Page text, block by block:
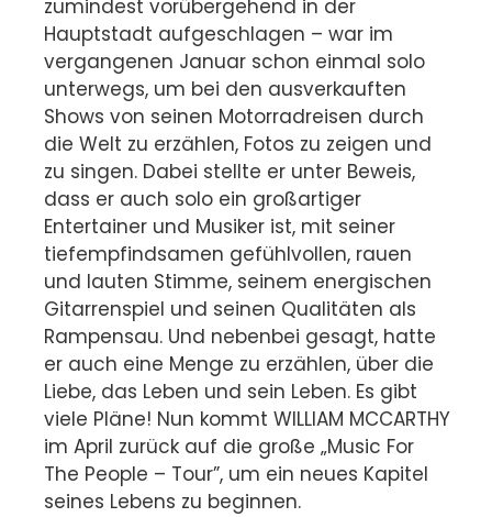
zumindest vorübergehend in der
Hauptstadt aufgeschlagen – war im
vergangenen Januar schon einmal solo
unterwegs, um bei den ausverkauften
Shows von seinen Motorradreisen durch
die Welt zu erzählen, Fotos zu zeigen und
zu singen. Dabei stellte er unter Beweis,
dass er auch solo ein großartiger
Entertainer und Musiker ist, mit seiner
tiefempfindsamen gefühlvollen, rauen
und lauten Stimme, seinem energischen
Gitarrenspiel und seinen Qualitäten als
Rampensau. Und nebenbei gesagt, hatte
er auch eine Menge zu erzählen, über die
Liebe, das Leben und sein Leben. Es gibt
viele Pläne! Nun kommt WILLIAM MCCARTHY
im April zurück auf die große „Music For
The People – Tour”, um ein neues Kapitel
seines Lebens zu beginnen.